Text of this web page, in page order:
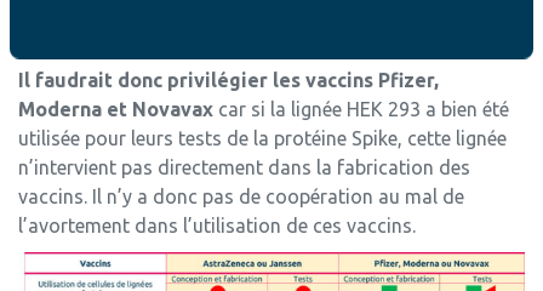
Il faudrait donc privilégier les vaccins Pfizer,
Moderna et Novavax car si la lignée HEK 293 a bien été
utilisée pour leurs tests de la protéine Spike, cette lignée
n’intervient pas directement dans la fabrication des
vaccins. Il n’y a donc pas de coopération au mal de
l’avortement dans l’utilisation de ces vaccins.